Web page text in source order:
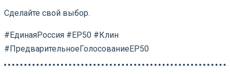
Сделайте свой выбор.
#ЕдинаяРоссия #ЕР50 #Клин
#ПредварительноеГолосованиеЕР50